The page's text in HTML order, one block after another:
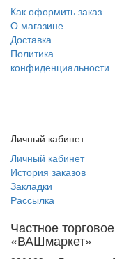
Как оформить заказ
О магазине
Доставка
Политика
конфиденциальности
Личный кабинет
Личный кабинет
История заказов
Закладки
Рассылка
Частное
«ВАШмаркет»